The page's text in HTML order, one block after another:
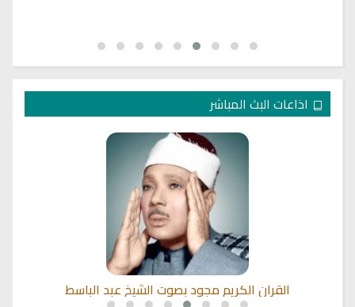
اذاعات البث المباشر
القران الكريم مجود بصوت الشيخ عبد الباسط